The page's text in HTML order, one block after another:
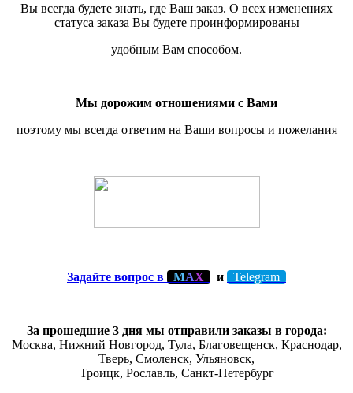
Вы всегда будете знать, где Ваш заказ. О всех изменениях
статуса заказа Вы будете проинформированы
удобным Вам способом.
Мы дорожим отношениями с Вами
поэтому мы всегда ответим на Ваши вопросы и пожелания
Задайте вопрос в МАХ и Telegram
За прошедшие 3 дня мы отправили заказы в города:
Москва, Нижний Новгород, Тула, Благовещенск, Краснодар,
Тверь, Смоленск, Ульяновск,
Троицк, Рославль, Санкт-Петербург